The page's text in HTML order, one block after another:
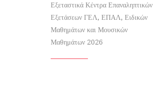
Εξεταστικά Κέντρα Επαναληπτικών
Εξετάσεων ΓΕΛ, ΕΠΑΛ, Ειδικών
Μαθημάτων και Μουσικών
Μαθημάτων 2026